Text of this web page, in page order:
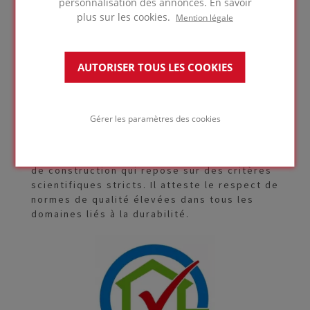
plus sur les cookies.
Mention légale
AUTORISER TOUS LES COOKIES
Gérer les paramètres des cookies
contient aucun retardateur de flamme, gaz
propulseur ou agent cancérigène nocif pour
généralement au moins en moyenne de 50%
de verres recyclés hautement sélectionnés
et des déchets de production partiellement
Le verre cellulaire FOAMGLAS® est conforme
de construction qui repose sur des critères
scientifiques stricts. Il atteste le respect de
normes de qualité élevées dans tous les
domaines liés à la durabilité.